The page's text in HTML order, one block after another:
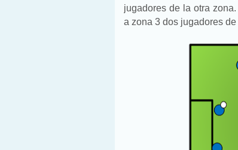
jugadores de la otra
a zona 3 dos jugadores